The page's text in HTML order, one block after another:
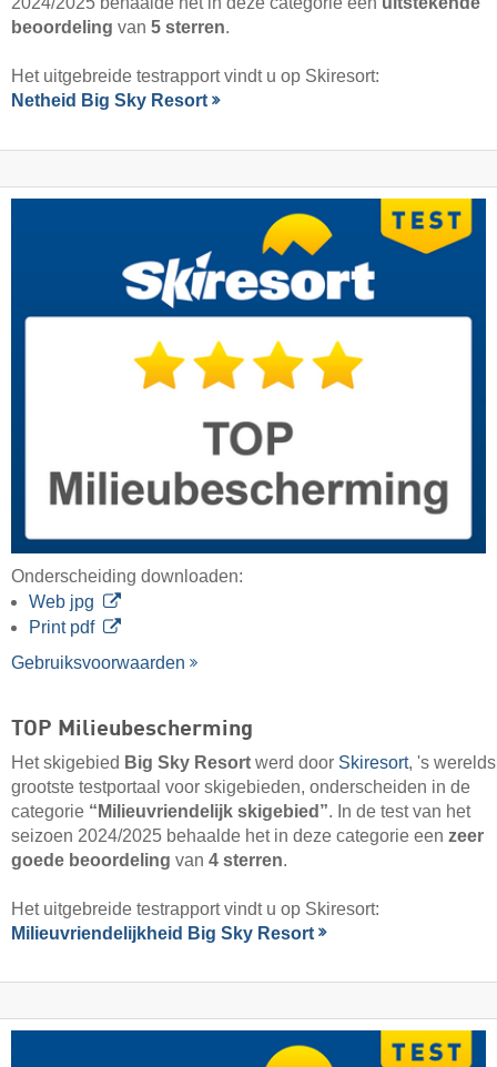
beoordeling van 5 sterren.
Het uitgebreide testrapport vindt u op Skiresort:
Netheid Big Sky Resort
Onderscheiding downloaden:
Web jpg
Print pdf
Gebruiksvoorwaarden
TOP Milieubescherming
Het skigebied Big Sky Resort werd door Skiresort, 's werelds
grootste testportaal voor skigebieden, onderscheiden in de
categorie “Milieuvriendelijk skigebied”. In de test van het
seizoen 2024/2025 behaalde het in deze categorie een zeer
goede beoordeling van 4 sterren.
Het uitgebreide testrapport vindt u op Skiresort:
Milieuvriendelijkheid Big Sky Resort